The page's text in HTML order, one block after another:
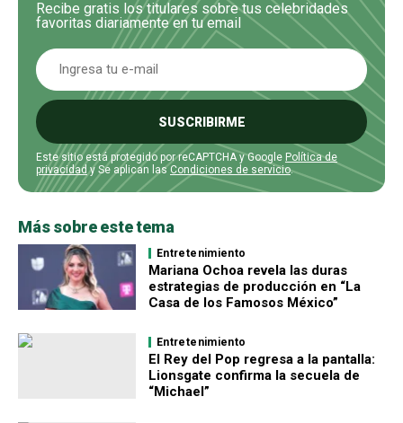
Recibe gratis los titulares sobre tus celebridades
favoritas diariamente en tu email
SUSCRIBIRME
Este sitio está protegido por reCAPTCHA y Google Política de
privacidad y Se aplican lasCondiciones de servicio.
Más sobre este tema
Entretenimiento
Mariana Ochoa revela las duras
estrategias de producción en “La
Casa de los Famosos México”
Entretenimiento
El Rey del Pop regresa a la pantalla:
Lionsgate confirma la secuela de
“Michael”